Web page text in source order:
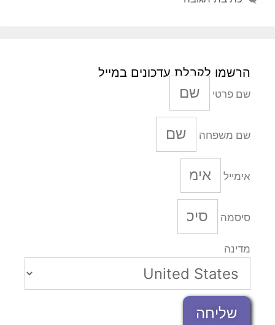
הרשמו לקבלת עדכונים במייל
שם פרטי
שם משפחה
אימייל
סיסמה
מדינה
שליחה